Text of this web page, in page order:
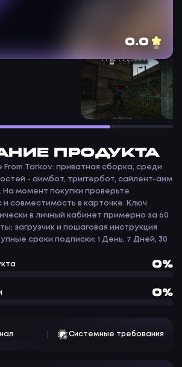
0.0
ПРОДУКТА
From Tarkov: приватная сборка, среди
- аимбот, триггербот, сайлент-аим
На момент покупки проверьте
и совместимость в карточке. Ключ
в личный кабинет примерно за 60
загрузчик и пошаговая инструкция
сроки подписки: 1 День, 7 Дней, 30
0%
0%
Системные требования